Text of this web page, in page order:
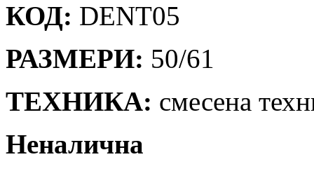
КОД: DENT05
РАЗМЕРИ: 50/61
ТЕХНИКА: смесена
Неналична